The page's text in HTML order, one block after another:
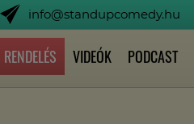
info@standupcomedy.hu
VIDEÓK PODCAST